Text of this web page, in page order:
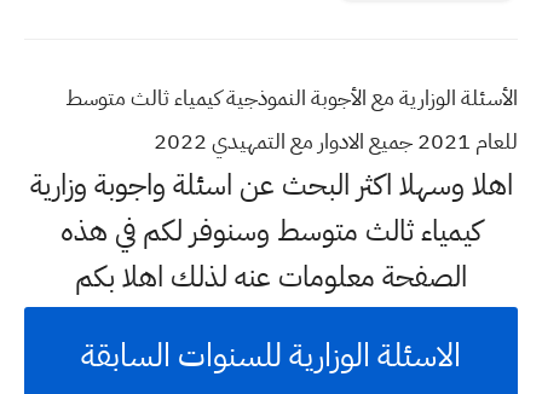
الأسئلة الوزارية مع الأجوبة النموذجية كيمياء ثالث متوسط
للعام 2021 جميع الادوار مع التمهيدي 2022
اهلا وسهلا اكثر البحث عن اسئلة واجوبة وزارية
كيمياء ثالث متوسط وسنوفر لكم في هذه
الصفحة معلومات عنه لذلك اهلا بكم
الاسئلة الوزارية للسنوات السابقة